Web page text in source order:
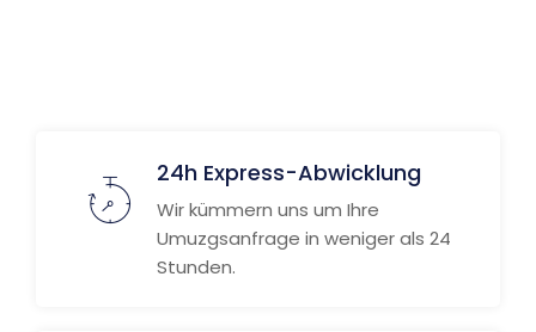
24h Express-Abwicklung
Wir kümmern uns um Ihre
Umuzgsanfrage in weniger als 24
Stunden.